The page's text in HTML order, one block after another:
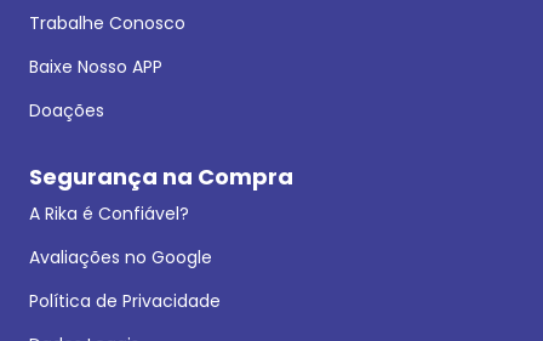
Trabalhe Conosco
Baixe Nosso APP
Doações
Segurança na Compra
A Rika é Confiável?
Avaliações no Google
Política de Privacidade